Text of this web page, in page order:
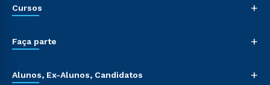
Cursos +
Faça parte +
Alunos, Ex-Alunos, Candidatos +